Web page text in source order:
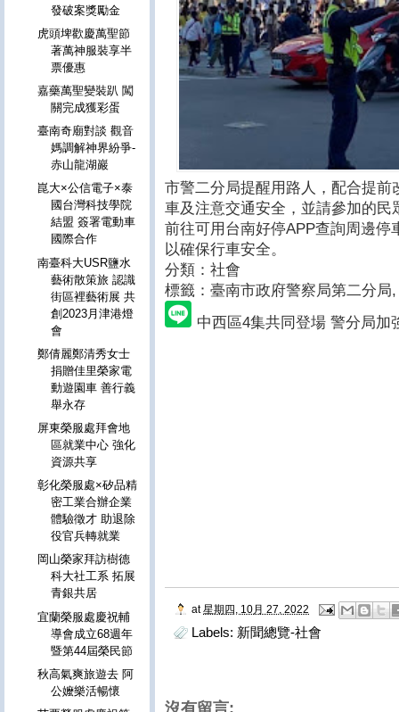
市警二分局提醒用路人，配合提
車及注意交通安全，並請參加的
前往可用台南好停APP查詢周邊
以確保行車安全。
分類：社會
標籤：臺南市政府警察局第二分局,
中西區4集共同登場 警分局加
at 星期四, 10月 27, 2022
Labels: 新聞總覽-社會
發破案獎勵金
虎頭埤歡慶萬聖節
著萬神服裝享半
票優惠
嘉藥萬聖變裝趴 闖
關完成獲彩蛋
臺南奇廟對談 觀音
媽調解神界紛爭-
赤山龍湖巖
崑大×公信電子×泰
國台灣科技學院
結盟 簽署電動車
國際合作
南臺科大USR鹽水
藝術散策旅 認識
街區裡藝術展 共
創2023月津港燈
會
鄭倩麗鄭清秀女士
捐贈佳里榮家電
動遊園車 善行義
舉永存
屏東榮服處拜會地
區就業中心 強化
資源共享
彰化榮服處×矽品精
密工業合辦企業
體驗徵才 助退除
役官兵轉就業
岡山榮家拜訪樹德
科大社工系 拓展
青銀共居
宜蘭榮服處慶祝輔
導會成立68週年
暨第44屆榮民節
秋高氣爽旅遊去 阿
公嬤樂活暢懷